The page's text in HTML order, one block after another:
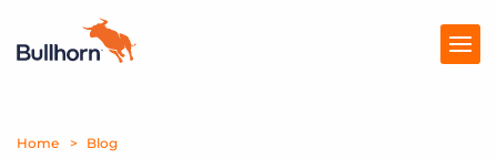
Producten
Home Blog